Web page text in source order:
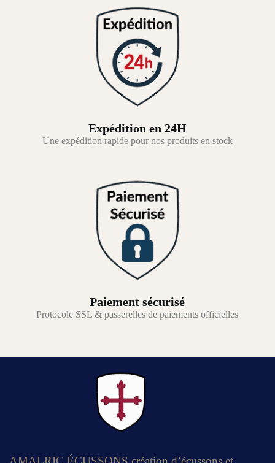
Expédition en 24H
Une expédition rapide pour nos produits en stock
Paiement sécurisé
Protocole SSL & passerelles de paiements officielles